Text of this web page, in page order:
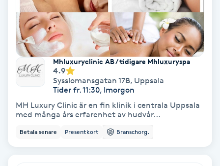
Klangmassage
Klippning
Klippning & Slingor
Klippning ungdom
Koppningsmassage
Kosmetisk tatuering
Mhluxuryclinic AB / tidigare Mhluxuryspa
4.9
Sysslomansgatan 17B, Uppsala
Tider fr. 11:30, Imorgon
MH Luxury Clinic är en fin klinik i centrala Uppsala
med många års erfarenhet av hudvår...
Betala senare Presentkort Branschorg.